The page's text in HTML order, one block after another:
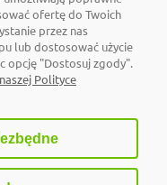
ofertę do Twoich
przez nas
lub dostosować użycie
opcję "Dostosuj zgody".
Polityce